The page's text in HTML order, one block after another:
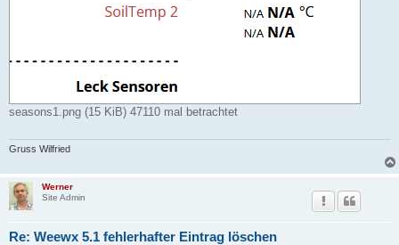
seasons1.png (15 KiB) 47110 mal betrachtet
Gruss Wilfried
Werner
Site Admin
Re: Weewx 5.1 fehlerhafter Eintrag löschen